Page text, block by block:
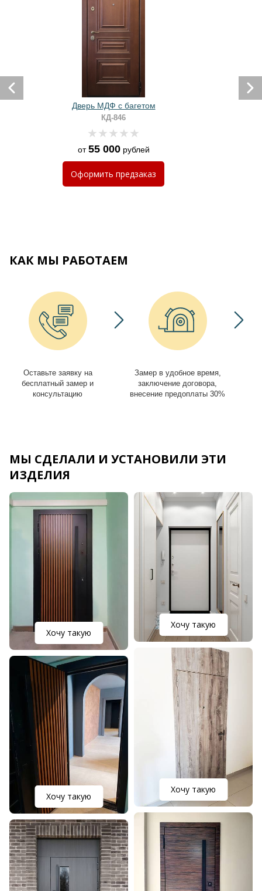
Дверь МДФ с багетом
КД-846
от55 000рублей
Оформить предзаказ
КАК МЫ РАБОТАЕМ
Оставьте заявку на
бесплатный замер и
консультацию
Замер в удобное время,
заключение договора,
внесение предоплаты 30%
МЫ СДЕЛАЛИ И УСТАНОВИЛИ ЭТИ
ИЗДЕЛИЯ
Хочу такую
Хочу такую
Хочу такую
Хочу такую